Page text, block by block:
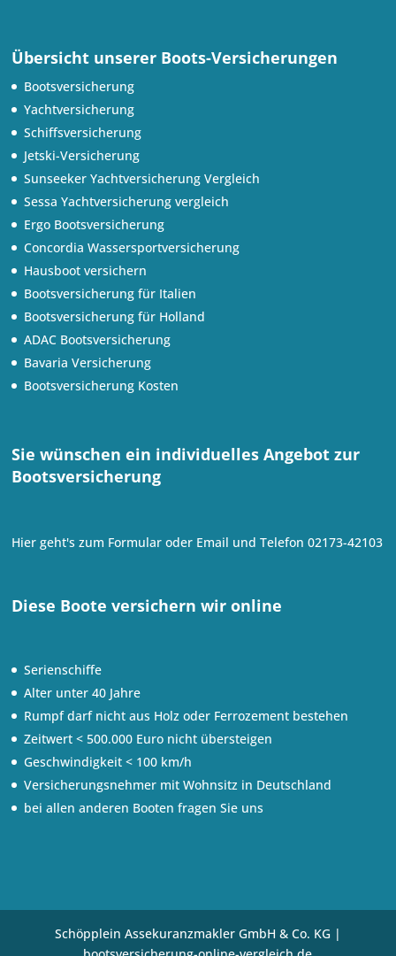
Übersicht unserer Boots-Versicherungen
Bootsversicherung
Yachtversicherung
Schiffsversicherung
Jetski-Versicherung
Sunseeker Yachtversicherung Vergleich
Sessa Yachtversicherung vergleich
Ergo Bootsversicherung
Concordia Wassersportversicherung
Hausboot versichern
Bootsversicherung für Italien
Bootsversicherung für Holland
ADAC Bootsversicherung
Bavaria Versicherung
Bootsversicherung Kosten
Sie wünschen ein individuelles Angebot zur
Bootsversicherung
Hier geht's zum Formular oder Email und Telefon02173-42103
Diese Boote versichern wir online
Serienschiffe
Alter unter 40 Jahre
Rumpf darf nicht aus Holz oder Ferrozement bestehen
Zeitwert < 500.000 Euro nicht übersteigen
Geschwindigkeit < 100 km/h
Versicherungsnehmer mit Wohnsitz in Deutschland
bei allen anderen Booten fragen Sie uns
Schöpplein Assekuranzmakler GmbH & Co. KG |